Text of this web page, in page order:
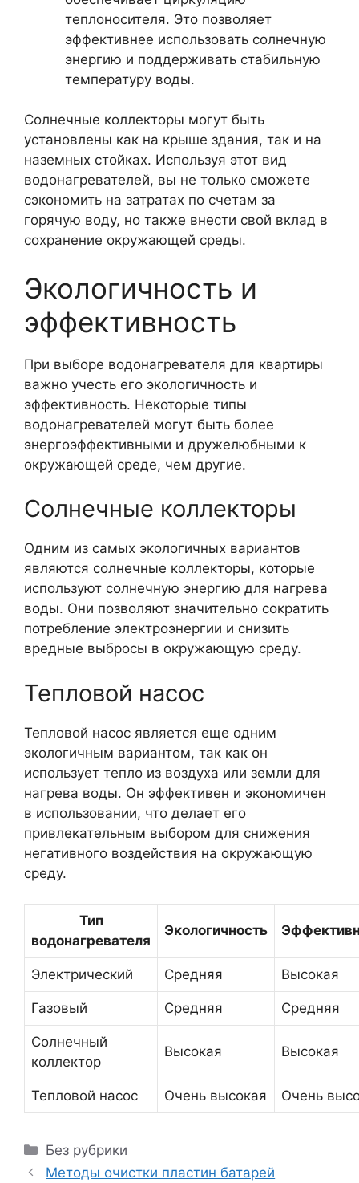
теплоносителя. Это позволяет
эффективнее использовать солнечную
энергию и поддерживать стабильную
температуру воды.
Солнечные коллекторы могут быть
установлены как на крыше здания, так и на
наземных стойках. Используя этот вид
водонагревателей, вы не только сможете
сэкономить на затратах по счетам за
горячую воду, но также внести свой вклад в
сохранение окружающей среды.
Экологичность и
эффективность
При выборе водонагревателя для квартиры
важно учесть его экологичность и
эффективность. Некоторые типы
водонагревателей могут быть более
энергоэффективными и дружелюбными к
окружающей среде, чем другие.
Солнечные коллекторы
Одним из самых экологичных вариантов
являются солнечные коллекторы, которые
используют солнечную энергию для нагрева
воды. Они позволяют значительно сократить
потребление электроэнергии и снизить
вредные выбросы в окружающую среду.
Тепловой насос
Тепловой насос является еще одним
экологичным вариантом, так как он
использует тепло из воздуха или земли для
нагрева воды. Он эффективен и экономичен
в использовании, что делает его
привлекательным выбором для снижения
негативного воздействия на окружающую
среду.
Тип
водонагревателя
Экологичность
Электрический Средняя Высокая
Газовый Средняя Средняя
Солнечный
коллектор
Высокая Высокая
Тепловой насос Очень высокая Очень
Рубрики
Без рубрики
Методы очистки пластин батарей